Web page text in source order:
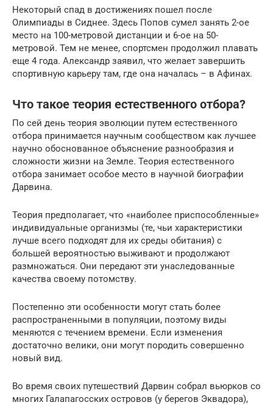
Некоторый спад в достижениях пошел после
Олимпиады в Сиднее. Здесь Попов сумел занять 2-ое
место на 100-метровой дистанции и 6-ое на 50-
метровой. Тем не менее, спортсмен продолжил плавать
еще 4 года. Александр заявил, что желает завершить
спортивную карьеру там, где она началась – в Афинах.
Что такое теория естественного отбора?
По сей день теория эволюции путем естественного
отбора принимается научным сообществом как лучшее
научно обоснованное объяснение разнообразия и
сложности жизни на Земле. Теория естественного
отбора занимает особое место в научной биографии
Дарвина.
Теория предполагает, что «наиболее приспособленные»
индивидуальные организмы (те, чьи характеристики
лучше всего подходят для их среды обитания) с
большей вероятностью выживают и продолжают
размножаться. Они передают эти унаследованные
качества своему потомству.
Постепенно эти особенности могут стать более
распространенными в популяции, поэтому виды
меняются с течением времени. Если изменения
достаточно велики, они могут породить совершенно
новый вид.
Во время своих путешествий Дарвин собрал вьюрков со
многих Галапагосских островов (у берегов Эквадора),